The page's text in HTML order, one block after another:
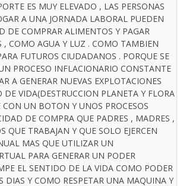
ES MUY ELEVADO , LAS PERSONAS
A UNA JORNADA LABORAL PUEDEN
DE COMPRAR ALIMENTOS Y PAGAR
, COMO AGUA Y LUZ . COMO TAMBIEN
FUTUROS CIUDADANOS . PORQUE SE
PROCESO INFLACIONARIO CONSTANTE
A GENERAR NUEVAS EXPLOTACIONES
DE VIDA(DESTRUCCION PLANETA Y FLORA
UN BOTON Y UNOS PROCESOS
DE COMPRA QUE PADRES , MADRES ,
QUE TRABAJAN Y QUE SOLO EJERCEN
MAS QUE UTILIZAR UN
PARA GENERAR UN PODER
EL SENTIDO DE LA VIDA COMO PODER
DIAS Y COMO RESPETAR UNA MAQUINA Y